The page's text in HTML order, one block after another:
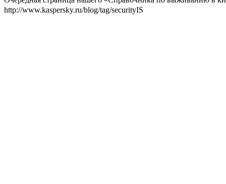
http://www.kaspersky.ru/blog/tag/securityIS